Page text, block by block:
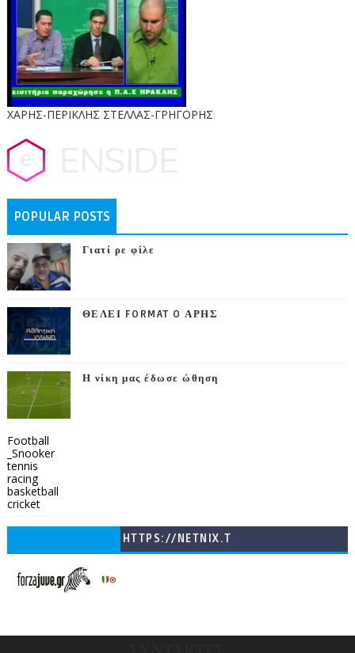
ΧΑΡΗΣ-ΠΕΡΙΚΛΗΣ ΣΤΕΛΛΑΣ-ΓΡΗΓΟΡΗΣ
POPULAR POSTS
Γιατί ρε φίλε
ΘΕΛΕΙ FORMAT O ΑΡΗΣ
Η νίκη μας έδωσε ώθηση
Football
_Snooker
tennis
racing
basketball
cricket
HTTPS://NETNIX.T